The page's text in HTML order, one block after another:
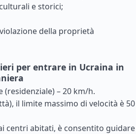
e storici;
della proprietà
per entrare in Ucraina in
(residenziale) – 20 km/h.
il limite massimo di velocità è 50
centri abitati, è consentito guidare